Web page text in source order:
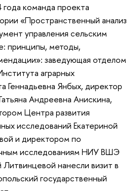
команда проекта
«Пространственный анализ
управления сельским
принципы, методы,
заведующая отделом
аграрных
Геннадьевна Янбых, директор
Андреевна Анискина,
Центра развития
исследований Екатериной
и директором по
исследованиям НИУ ВШЭ
нанесли визит в
государственный